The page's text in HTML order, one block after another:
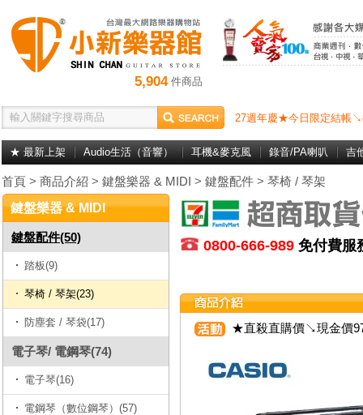
5,904件商品
27週年慶★今日限定結帳
★ 最新上架 Audio生活（音響） 耳機&麥克風 錄音/PA喇叭 吉
首頁 > 商品介紹 > 鍵盤樂器 & MIDI > 鍵盤配件 > 琴椅 / 琴架
鍵盤樂器 & MIDI
鍵盤配件(50)
踏板(9)
琴椅 / 琴架(23)
防塵套 / 琴袋(17)
電子琴/ 電鋼琴(74)
電子琴(16)
電鋼琴（數位鋼琴）(57)
0800-666-989 免付費
★直殺直購價↘現金價